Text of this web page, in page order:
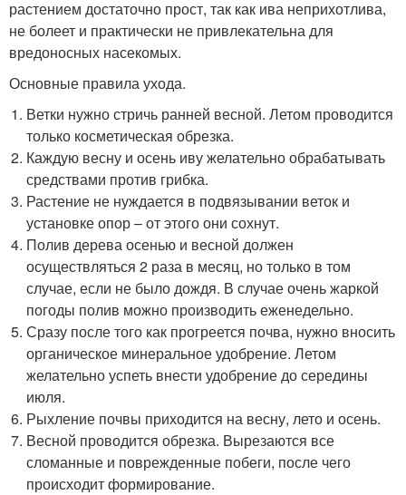
растением достаточно прост, так как ива неприхотлива,
не болеет и практически не привлекательна для
вредоносных насекомых.
Основные правила ухода.
Ветки нужно стричь ранней весной. Летом проводится
только косметическая обрезка.
Каждую весну и осень иву желательно обрабатывать
средствами против грибка.
Растение не нуждается в подвязывании веток и
установке опор – от этого они сохнут.
Полив дерева осенью и весной должен
осуществляться 2 раза в месяц, но только в том
случае, если не было дождя. В случае очень жаркой
погоды полив можно производить еженедельно.
Сразу после того как прогреется почва, нужно вносить
органическое минеральное удобрение. Летом
желательно успеть внести удобрение до середины
июля.
Рыхление почвы приходится на весну, лето и осень.
Весной проводится обрезка. Вырезаются все
сломанные и поврежденные побеги, после чего
происходит формирование.